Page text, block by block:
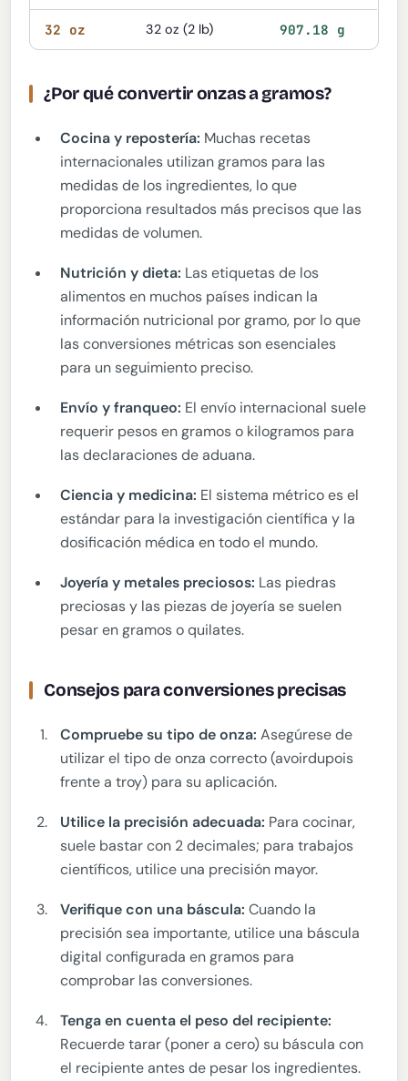
32 oz 32 oz (2 lb) 907.18 g
¿Por qué convertir onzas a gramos?
Cocina y repostería: Muchas recetas
internacionales utilizan gramos para las
medidas de los ingredientes, lo que
proporciona resultados más precisos que las
medidas de volumen.
Nutrición y dieta: Las etiquetas de los
alimentos en muchos países indican la
información nutricional por gramo, por lo que
las conversiones métricas son esenciales
para un seguimiento preciso.
Envío y franqueo: El envío internacional suele
requerir pesos en gramos o kilogramos para
las declaraciones de aduana.
Ciencia y medicina: El sistema métrico es el
estándar para la investigación científica y la
dosificación médica en todo el mundo.
Joyería y metales preciosos: Las piedras
preciosas y las piezas de joyería se suelen
pesar en gramos o quilates.
Consejos para conversiones precisas
Compruebe su tipo de onza: Asegúrese de
utilizar el tipo de onza correcto (avoirdupois
frente a troy) para su aplicación.
Utilice la precisión adecuada: Para cocinar,
suele bastar con 2 decimales; para trabajos
científicos, utilice una precisión mayor.
Verifique con una báscula: Cuando la
precisión sea importante, utilice una báscula
digital configurada en gramos para
comprobar las conversiones.
Tenga en cuenta el peso del recipiente:
Recuerde tarar (poner a cero) su báscula con
el recipiente antes de pesar los ingredientes.